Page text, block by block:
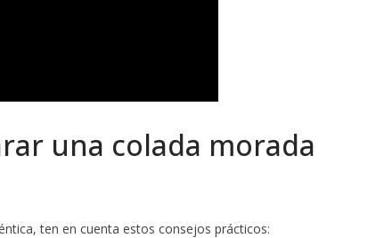
una colada morada
ten en cuenta estos consejos prácticos: